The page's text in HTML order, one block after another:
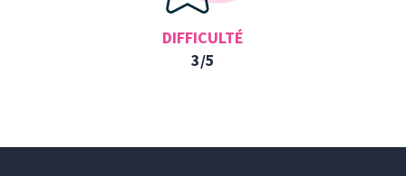
DIFFICULTÉ
3/5